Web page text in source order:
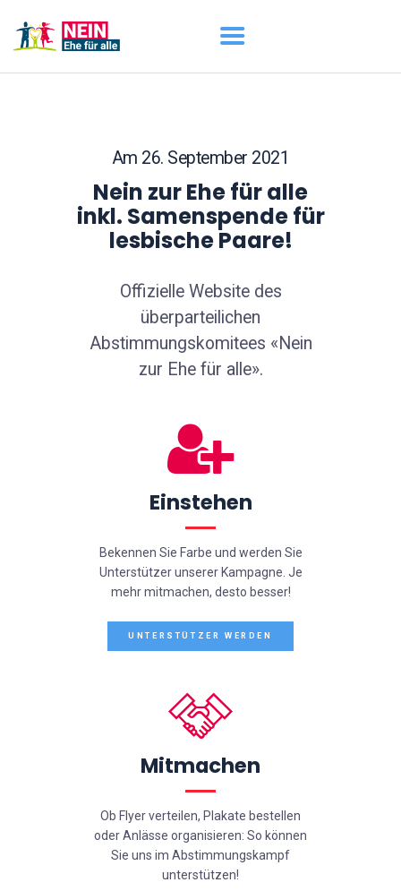
DARUM GEHT ES
ÜBER UNS
DOWNLOADS
Am 26. September 2021
Nein zur Ehe für alle
inkl. Samenspende für
lesbische Paare!
Offizielle Website des
überparteilichen
Abstimmungskomitees «Nein
zur Ehe für alle».
Einstehen
Bekennen Sie Farbe und werden Sie
Unterstützer unserer Kampagne. Je
mehr mitmachen, desto besser!
UNTERSTÜTZER WERDEN
Mitmachen
Ob Flyer verteilen, Plakate bestellen
oder Anlässe organisieren: So können
Sie uns im Abstimmungskampf
unterstützen!